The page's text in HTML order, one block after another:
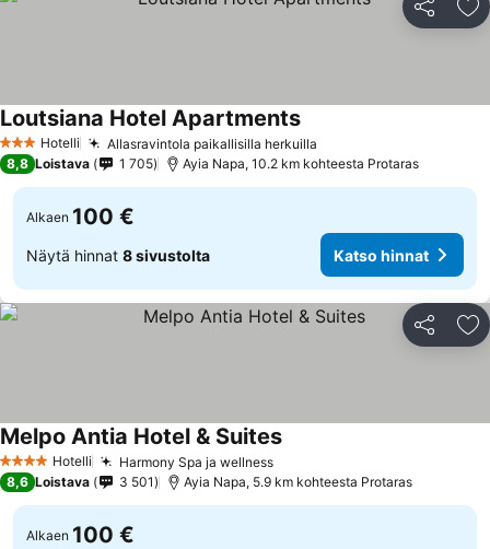
Jaa
3 Tähtiluokitus
Hotelli Allasravintola paikallisilla herkuilla
Loutsiana Hotel ApartmentsKatso hinnat
8,8 Loistava 1 705 Ayia Napa, 10.2 km kohteesta Protaras
Alkaen 100 €
Näytä hinnat 8 sivustolta Katso hinnat
Jaa
4 Tähtiluokitus
Hotelli Harmony Spa ja wellnessKatso hinnat
Melpo Antia Hotel & SuitesKatso hinnat
8,6 Loistava 3 501 Ayia Napa, 5.9 km kohteesta Protaras
Alkaen 100 €